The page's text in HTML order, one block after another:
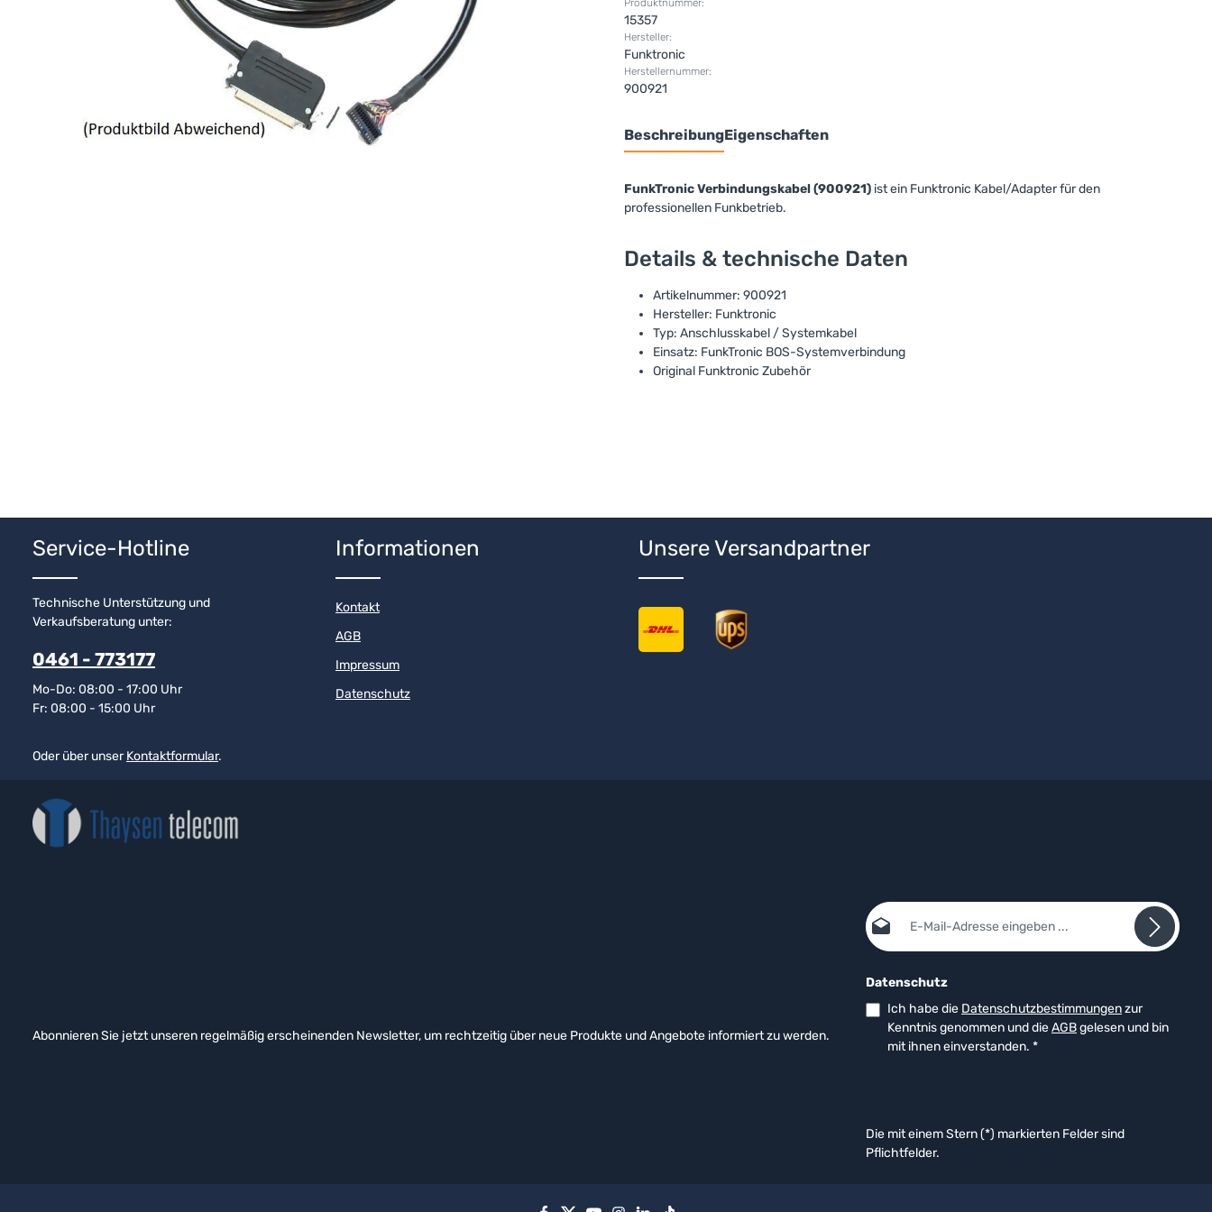
Produktnummer:
15357
Hersteller:
Funktronic
Herstellernummer:
900921
BeschreibungEigenschaften
FunkTronic Verbindungskabel (900921) ist ein Funktronic Kabel/Adapter für den
professionellen Funkbetrieb.
Details & technische Daten
Artikelnummer: 900921
Hersteller: Funktronic
Typ: Anschlusskabel / Systemkabel
Einsatz: FunkTronic BOS-Systemverbindung
Original Funktronic Zubehör
Service-Hotline
Technische Unterstützung und
Verkaufsberatung unter:
0461 - 773177
Mo-Do: 08:00 - 17:00 Uhr
Fr: 08:00 - 15:00 Uhr
Oder über unserKontaktformular.
Informationen
Kontakt
AGB
Impressum
Datenschutz
Unsere Versandpartner
Abonnieren Sie jetzt unseren regelmäßig erscheinenden Newsletter, um rechtzeitig über neue Produkte und Angebote informiert zu werden.
E-Mail-Adresse*
Datenschutz
Ich habe die Datenschutzbestimmungenzur
Kenntnis genommen und dieAGBgelesen und bin
mit ihnen einverstanden. *
Die mit einem Stern (*) markierten Felder sind
Pflichtfelder.